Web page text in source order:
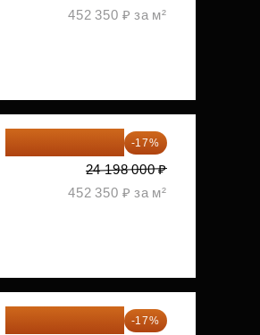
452 350 ₽ за м²
-17%
24 198 000 ₽
452 350 ₽ за м²
-17%